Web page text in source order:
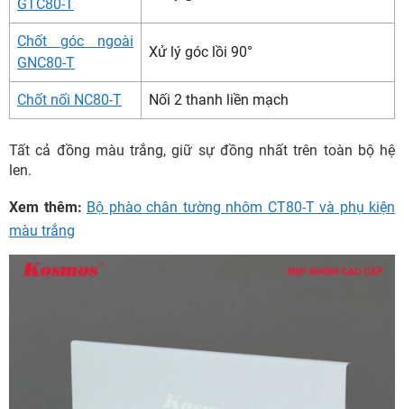
GTC80-T
Chốt góc ngoài
GNC80-T
Xử lý góc lồi 90°
Chốt nối NC80-T Nối 2 thanh liền mạch
Tất cả đồng màu trắng, giữ sự đồng nhất trên toàn bộ hệ
len.
Xem thêm: Bộ phào chân tường nhôm CT80-T và phụ kiện
màu trắng